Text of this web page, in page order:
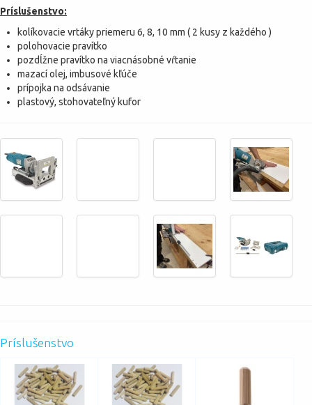
Príslušenstvo:
kolíkovacie vrtáky priemeru 6, 8, 10 mm ( 2 kusy z každého )
polohovacie pravítko
pozdĺžne pravítko na viacnásobné vŕtanie
mazací olej, imbusové kľúče
prípojka na odsávanie
plastový, stohovateľný kufor
Príslušenstvo